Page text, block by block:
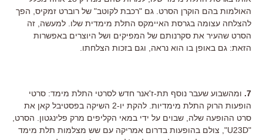
האולמות בהם הוקרן הסרט. גם "רכבת לקוטב" של רוברט זמקיס, הפך
להצלחה עצומה בגרסת האיימקס התלת מימדית שלו. למעשה, זה
הסרט שהעיר את סקרנותם של המפיקים ושל היוצרים באפשרות
הזאת: גם באופן בו הוא נראה, וגם בזכות הצלחתו.
7. ומהשבוע שעבר נוסף תת-ז'אנר חדש לסרטי התלת מימד: סרטי
הופעות הרוק התלת מימדיות. להקת יו-2 השיקה בפסטיבל קאן את
סרט ההופעה שלה, שבוים על ידי במאי הקליפים מרק פלינגטון. הסרט,
"U23D", צולם בהופעות בדרום אמריקה עם שש מצלמות תלת מימד